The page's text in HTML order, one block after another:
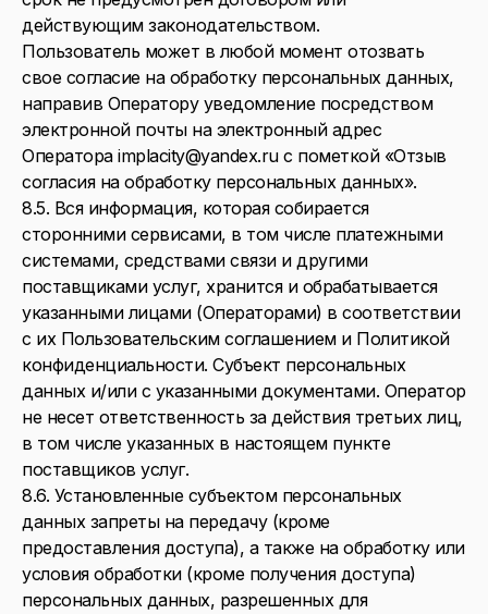
действующим законодательством.
Пользователь может в любой момент отозвать
свое согласие на обработку персональных данных,
направив Оператору уведомление посредством
электронной почты на электронный адрес
Оператора implacity@yandex.ru с пометкой «Отзыв
согласия на обработку персональных данных».
8.5. Вся информация, которая собирается
сторонними сервисами, в том числе платежными
системами, средствами связи и другими
поставщиками услуг, хранится и обрабатывается
указанными лицами (Операторами) в соответствии
с их Пользовательским соглашением и Политикой
конфиденциальности. Субъект персональных
данных и/или с указанными документами. Оператор
не несет ответственность за действия третьих лиц,
в том числе указанных в настоящем пункте
поставщиков услуг.
8.6. Установленные субъектом персональных
данных запреты на передачу (кроме
предоставления доступа), а также на обработку или
условия обработки (кроме получения доступа)
персональных данных, разрешенных для